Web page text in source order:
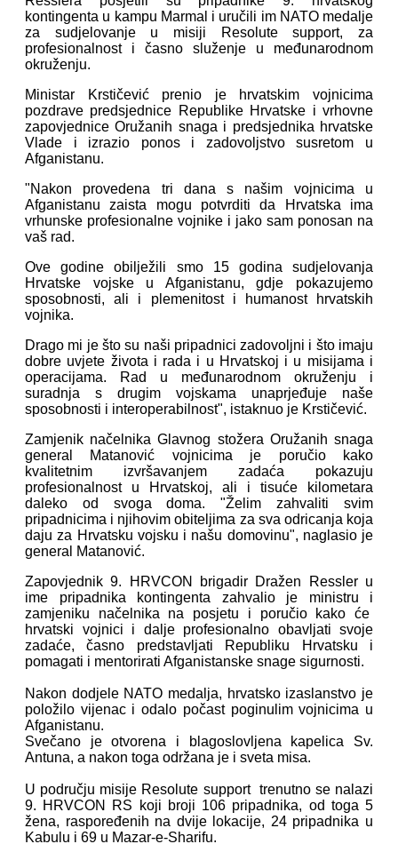
kontingenta u kampu Marmal i uručili im NATO medalje
za sudjelovanje u misiji Resolute support, za
profesionalnost i časno služenje u međunarodnom
okruženju.
Ministar Krstičević prenio je hrvatskim vojnicima
pozdrave predsjednice Republike Hrvatske i vrhovne
zapovjednice Oružanih snaga i predsjednika hrvatske
Vlade i izrazio ponos i zadovoljstvo susretom u
Afganistanu.
"Nakon provedena tri dana s našim vojnicima u
Afganistanu zaista mogu potvrditi da Hrvatska ima
vrhunske profesionalne vojnike i jako sam ponosan na
vaš rad.
Ove godine obilježili smo 15 godina sudjelovanja
Hrvatske vojske u Afganistanu, gdje pokazujemo
sposobnosti, ali i plemenitost i humanost hrvatskih
vojnika.
Drago mi je što su naši pripadnici zadovoljni i što imaju
dobre uvjete života i rada i u Hrvatskoj i u misijama i
operacijama. Rad u međunarodnom okruženju i
suradnja s drugim vojskama unaprjeđuje naše
sposobnosti i interoperabilnost", istaknuo je Krstičević.
Zamjenik načelnika Glavnog stožera Oružanih snaga
general Matanović vojnicima je poručio kako
kvalitetnim izvršavanjem zadaća pokazuju
profesionalnost u Hrvatskoj, ali i tisuće kilometara
daleko od svoga doma. "Želim zahvaliti svim
pripadnicima i njihovim obiteljima za sva odricanja koja
daju za Hrvatsku vojsku i našu domovinu", naglasio je
general Matanović.
Zapovjednik 9. HRVCON brigadir Dražen Ressler u
ime pripadnika kontingenta zahvalio je ministru i
zamjeniku načelnika na posjetu i poručio kako će
hrvatski vojnici i dalje profesionalno obavljati svoje
zadaće, časno predstavljati Republiku Hrvatsku i
pomagati i mentorirati Afganistanske snage sigurnosti.
Nakon dodjele NATO medalja, hrvatsko izaslanstvo je
položilo vijenac i odalo počast poginulim vojnicima u
Afganistanu.
Svečano je otvorena i blagoslovljena kapelica Sv.
Antuna, a nakon toga održana je i sveta misa.
U području misije Resolute support trenutno se nalazi
9. HRVCON RS koji broji 106 pripadnika, od toga 5
žena, raspoređenih na dvije lokacije, 24 pripadnika u
Kabulu i 69 u Mazar-e-Sharifu.